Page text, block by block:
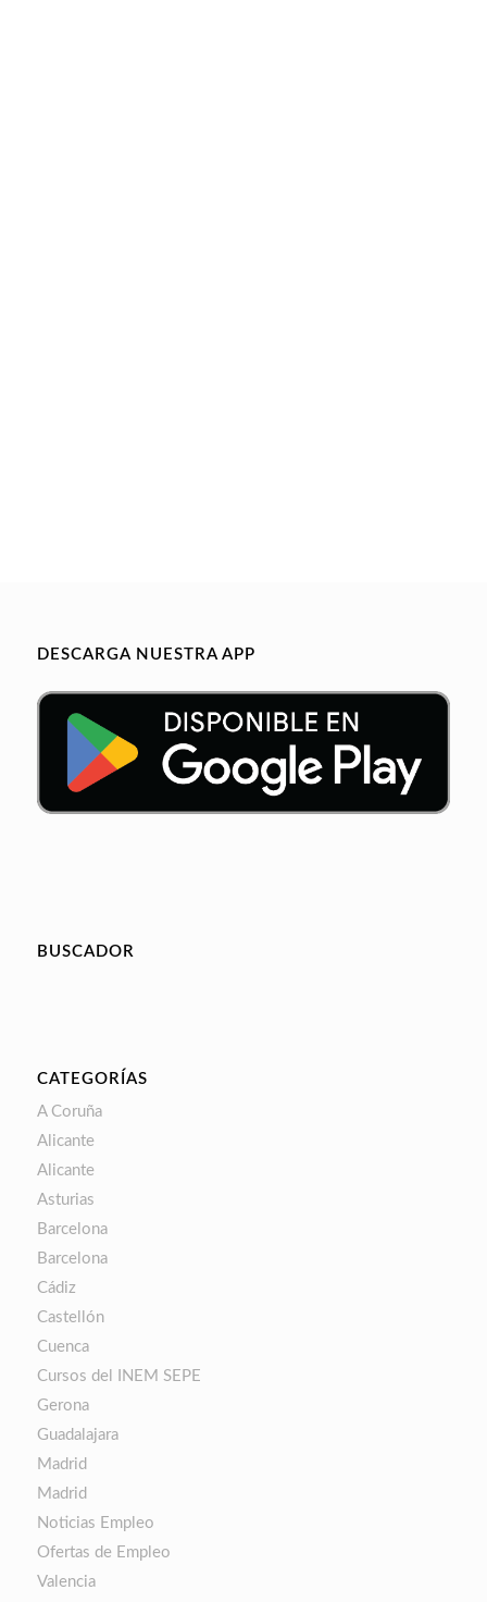
DESCARGA NUESTRA APP
BUSCADOR
CATEGORÍAS
A Coruña
Alicante
Alicante
Asturias
Barcelona
Barcelona
Cádiz
Castellón
Cuenca
Cursos del INEM SEPE
Gerona
Guadalajara
Madrid
Madrid
Noticias Empleo
Ofertas de Empleo
Valencia